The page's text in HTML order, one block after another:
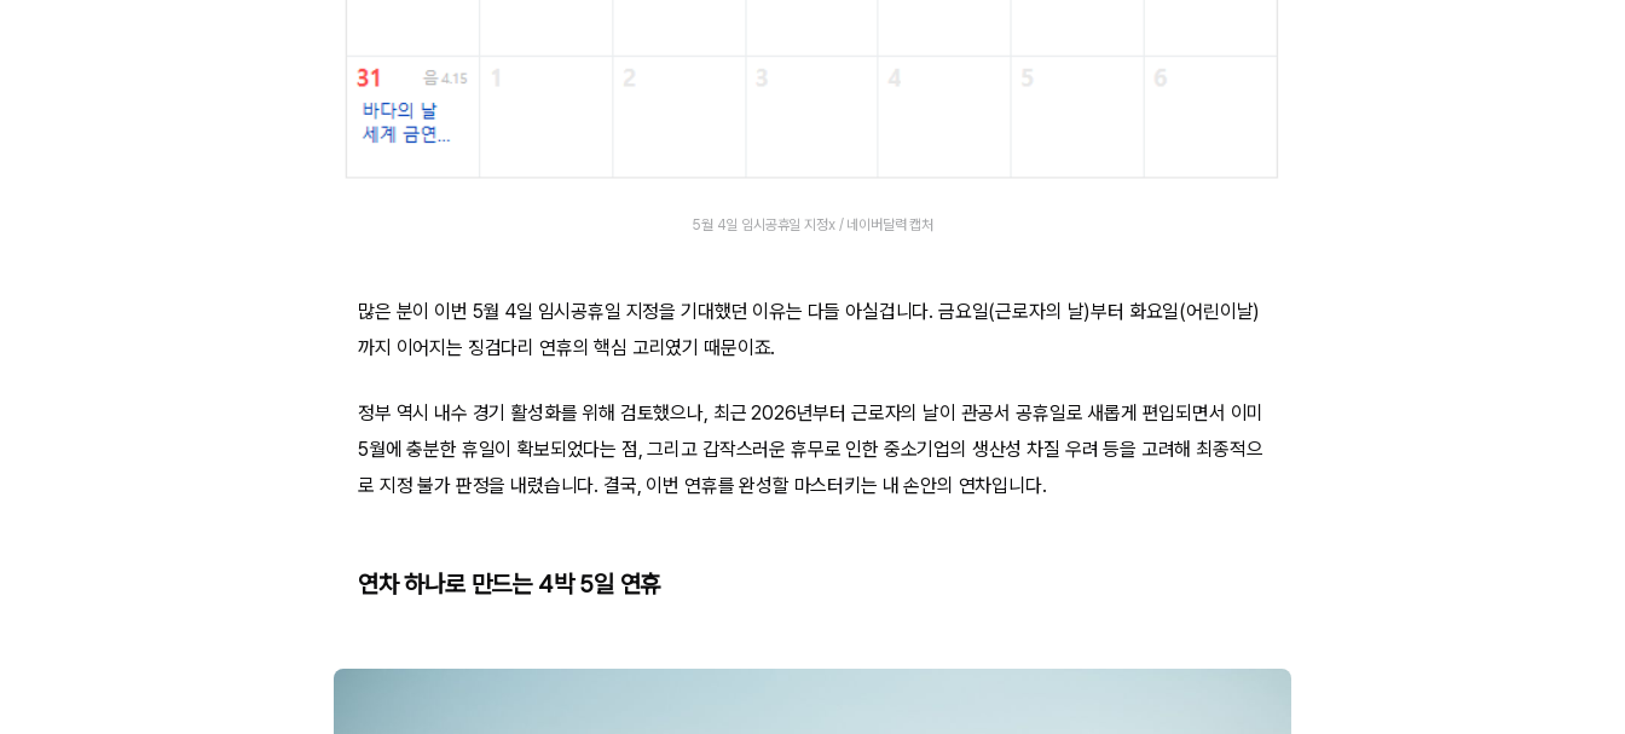
5월 4일 임시공휴일 지정x / 네이버달력 캡처
많은 분이 이번 5월 4일 임시공휴일 지정을 기대했던 이유는 다들 아실겁니다. 금요일(근로자의 날)부터 화요일(어린이날)
까지 이어지는 징검다리 연휴의 핵심 고리였기 때문이죠.
정부 역시 내수 경기 활성화를 위해 검토했으나, 최근 2026년부터 근로자의 날이 관공서 공휴일로 새롭게 편입되면서 이미
5월에 충분한 휴일이 확보되었다는 점, 그리고 갑작스러운 휴무로 인한 중소기업의 생산성 차질 우려 등을 고려해 최종적으
로 지정 불가 판정을 내렸습니다. 결국, 이번 연휴를 완성할 마스터키는 내 손안의 연차입니다.
연차 하나로 만드는 4박 5일 연휴